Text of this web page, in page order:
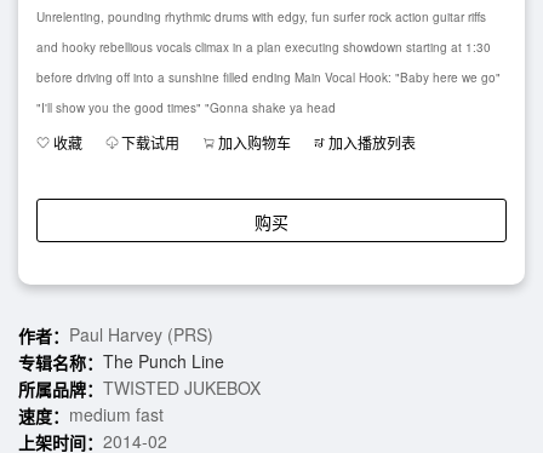
Unrelenting, pounding rhythmic drums with edgy, fun surfer rock action guitar riffs
and hooky rebellious vocals climax in a plan executing showdown starting at 1:30
before driving off into a sunshine filled ending Main Vocal Hook: "Baby here we go"
"I'll show you the good times" "Gonna shake ya head
收藏 下载试用 加入购物车 加入播放列表
购买
作者： Paul Harvey (PRS)
专辑名称： The Punch Line
所属品牌： TWISTED JUKEBOX
速度： medium fast
上架时间： 2014-02